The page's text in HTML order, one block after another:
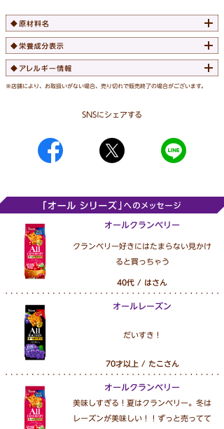
※店舗により、お取扱いがない場合、売り切れで販売終了の場合がございます。
SNSにシェアする
オールクランベリー
クランベリー好きにはたまらない見かけ
ると買っちゃう
40代 / はさん
オールレーズン
だいすき！
70才以上 / たこさん
オールクランベリー
美味しすぎる！夏はクランベリー。冬は
レーズンが美味しい！！ずっと売ってて